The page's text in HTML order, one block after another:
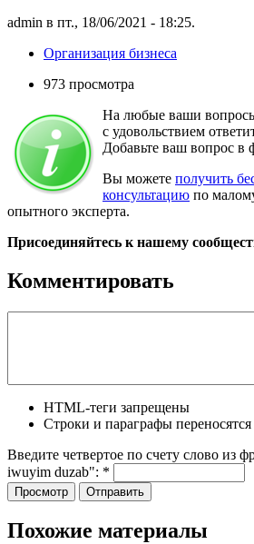
admin в пт., 18/06/2021 - 18:25.
Организация бизнеса
973 просмотра
На любые ваши
с удовольствием
Добавьте ваш вопрос в
Вы можете получить
консультацию по
опытного эксперта.
Присоединяйтесь к нашему
Комментировать
HTML-теги запрещены
Строки и параграфы переносятся
Введите четвертое по счету слово из
iwuyim duzab": *
Похожие материалы